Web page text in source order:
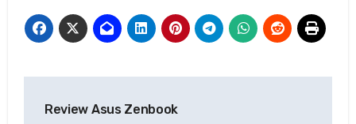
Review Asus Zenbook